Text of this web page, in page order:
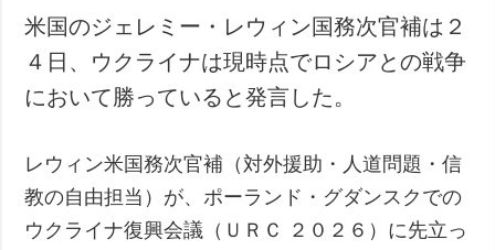
社会・文化
スポーツ
犯罪
追加
特集
インタビュー
サービス
購読
フォトバンク
米国のジェレミー・レウィン国務次官補は２
４日、ウクライナは現時点でロシアとの戦争
において勝っていると発言した。
レウィン米国務次官補（対外援助・人道問題・信
教の自由担当）が、ポーランド・グダンスクでの
ウクライナ復興会議（ＵＲＣ ２０２６）に先立っ